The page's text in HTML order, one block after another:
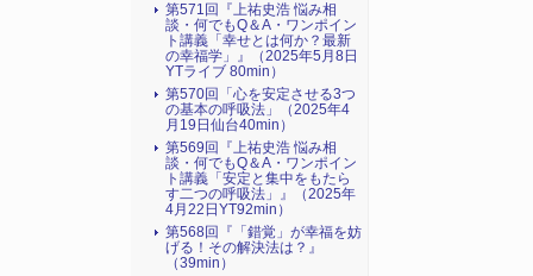
第571回『上祐史浩 悩み相
談・何でもQ＆A・ワンポイン
ト講義「幸せとは何か？最新
の幸福学」』（2025年5月8日
YTライブ 80min）
第570回「心を安定させる3つ
の基本の呼吸法」（2025年4
月19日仙台40min）
第569回『上祐史浩 悩み相
談・何でもQ＆A・ワンポイン
ト講義「安定と集中をもたら
す二つの呼吸法」』（2025年
4月22日YT92min）
第568回『「錯覚」が幸福を妨
げる！その解決法は？』
（39min）